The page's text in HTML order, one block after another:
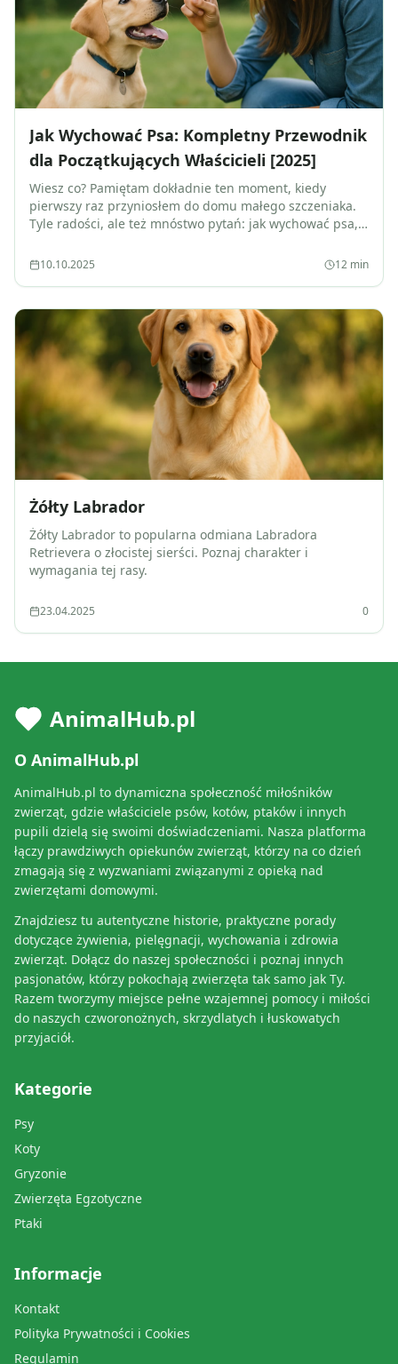
Jak Wychować Psa: Kompletny Przewodnik
dla Początkujących Właścicieli [2025]
Wiesz co? Pamiętam dokładnie ten moment, kiedy
pierwszy raz przyniosłem do domu małego szczeniaka.
Tyle radości, ale też mnóstwo pytań: jak wychować psa,
coś zro
10.10.2025 12 min
Żółty Labrador
Żółty Labrador to popularna odmiana Labradora
Retrievera o złocistej sierści. Poznaj charakter i
wymagania tej rasy.
23.04.2025 0
AnimalHub.pl
O AnimalHub.pl
AnimalHub.pl to dynamiczna społeczność miłośników
zwierząt, gdzie właściciele psów, kotów, ptaków i innych
pupili dzielą się swoimi doświadczeniami. Nasza platforma
łączy prawdziwych opiekunów zwierząt, którzy na co dzień
zmagają się z wyzwaniami związanymi z opieką nad
zwierzętami domowymi.
Znajdziesz tu autentyczne historie, praktyczne porady
dotyczące żywienia, pielęgnacji, wychowania i zdrowia
zwierząt. Dołącz do naszej społeczności i poznaj innych
pasjonatów, którzy pokochają zwierzęta tak samo jak Ty.
Razem tworzymy miejsce pełne wzajemnej pomocy i miłości
do naszych czworonożnych, skrzydlatych i łuskowatych
przyjaciół.
Kategorie
Psy
Koty
Gryzonie
Zwierzęta Egzotyczne
Ptaki
Informacje
Kontakt
Polityka Prywatności i Cookies
Regulamin